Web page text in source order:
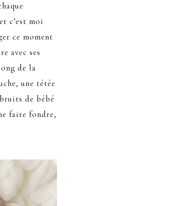
c’est moi
ce moment
avec ses
de la
une tétée
de bébé
faire fondre,